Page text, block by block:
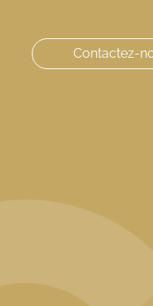
Contactez-